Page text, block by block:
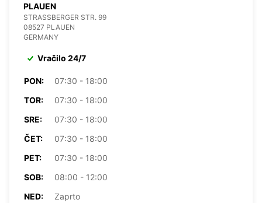
PLAUEN
STRASSBERGER STR. 99
08527 PLAUEN
GERMANY
Vračilo 24/7
PON:
07:30 - 18:00
TOR:
07:30 - 18:00
SRE:
07:30 - 18:00
ČET:
07:30 - 18:00
PET:
07:30 - 18:00
SOB:
08:00 - 12:00
NED:
Zaprto